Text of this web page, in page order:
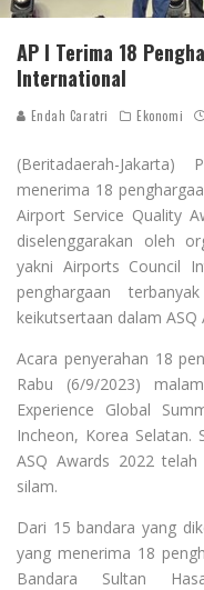
AP I Terima 18
International
Endah Caratri Ekonomi
(Beritadaerah-
menerima 18
Airport Service Quality
diselenggarakan oleh
yakni Airports Council
penghargaan
keikutsertaan dalam ASQ
Acara penyerahan 18
Rabu (6/9/2023)
Experience Global
Incheon, Korea Selatan.
ASQ Awards 2022
silam.
Dari 15 bandara yang
yang menerima 18
Bandara Sultan